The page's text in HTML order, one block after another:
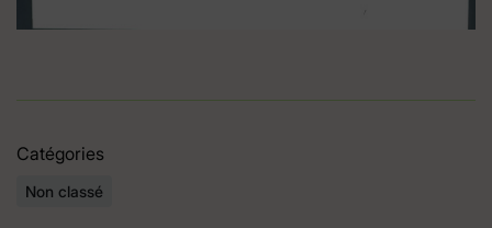
Catégories
Non classé